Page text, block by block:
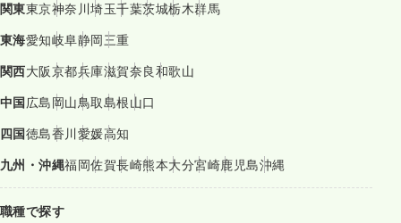
関東東京神奈川埼玉千葉茨城栃木群馬
東海愛知岐阜静岡三重
関西大阪京都兵庫滋賀奈良和歌山
中国広島岡山鳥取島根山口
四国徳島香川愛媛高知
九州・沖縄福岡佐賀長崎熊本大分宮崎鹿児島沖縄
職種で探す